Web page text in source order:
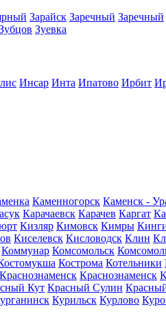
Зарайск Заречный Заречный
Зуевка
Инсар Инта Ипатово Ирбит
Каменногорск Каменск -
Карачаевск Карачев Каргат
Кизляр Кимовск Кимры
Киселевск Кисловодск Клин
Коммунар Комсомольск
Кострома Котельники
Краснознаменск Краснознаменск
Кут Красный Сулин
Курильск Курлово